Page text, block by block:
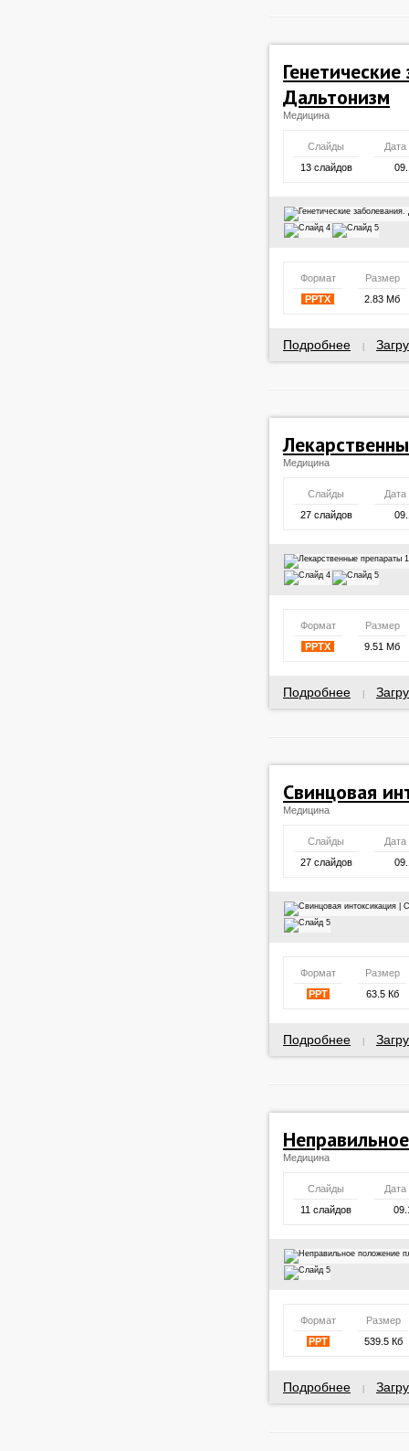
Дальтонизм
Медицина
Слайды
Дата
13 слайдов
Формат
Размер
PPTX
2.83 Мб
Подробнее
Медицина
Слайды
Дата
27 слайдов
Формат
Размер
PPTX
9.51 Мб
Подробнее
Свинцовая
Медицина
Слайды
Дата
27 слайдов
Формат
Размер
PPT
63.5 Кб
Подробнее
Медицина
Слайды
Дата
11 слайдов
Формат
Размер
PPT
539.5 Кб
Подробнее